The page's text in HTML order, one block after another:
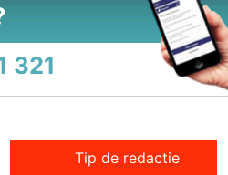
321
Tip de redactie